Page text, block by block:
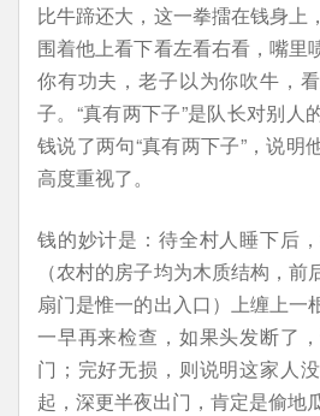
比牛蹄还大，这一拳擂在钱身上
围着他上看下看左看右看，嘴里
你有功夫，老子以为你吹牛，
子。“真有两下子”是队长对别人
钱说了两句“真有两下子”，说明
高度重视了。
钱的妙计是：待全村人睡下后
（农村的房子均为木质结构，
扇门是惟一的出入口）上缠上一
一早再来检查，如果头发断了
门；完好无损，则说明这家人
起，深更半夜出门，肯定是偷地